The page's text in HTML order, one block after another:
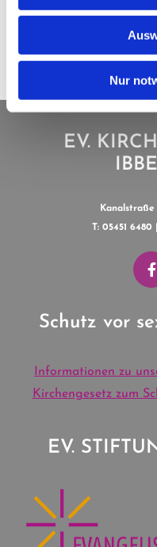
Nur
EV.
Kanalstraße
T: 05451 6480
Schutz vor
Informationen zu
Kirchengesetz zum
EV.